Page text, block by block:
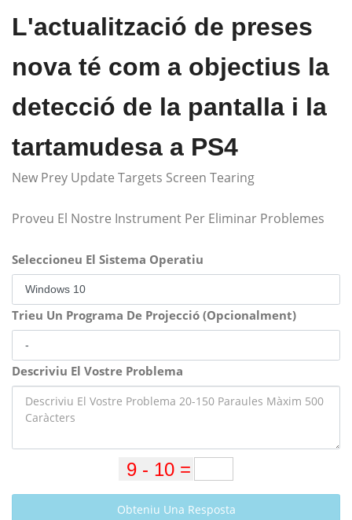
L'actualització de preses
nova té com a objectius la
detecció de la pantalla i la
tartamudesa a PS4
New Prey Update Targets Screen Tearing
Proveu El Nostre Instrument Per Eliminar Problemes
Seleccioneu El Sistema Operatiu
Trieu Un Programa De Projecció (Opcionalment)
Descriviu El Vostre Problema
Obteniu Una Resposta